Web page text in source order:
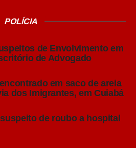
seja um estilo de cerveja, mas
aos ingredientes utilizados
tornou bastante conhecido entre
com malte de cevada, água,
Puro Malte costumam
do sabor do malte, corpo
evidentes.
POLÍCIA
de Envolvimento em
de Advogado
em saco de areia
dos Imigrantes, em Cuiabá
de roubo a hospital